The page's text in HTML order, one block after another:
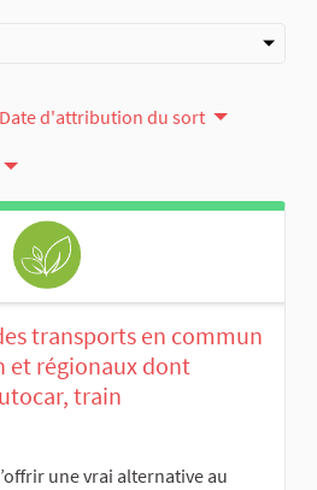
Date d'attribution du sort
transports en commun
et régionaux dont
train
une vrai alternative au